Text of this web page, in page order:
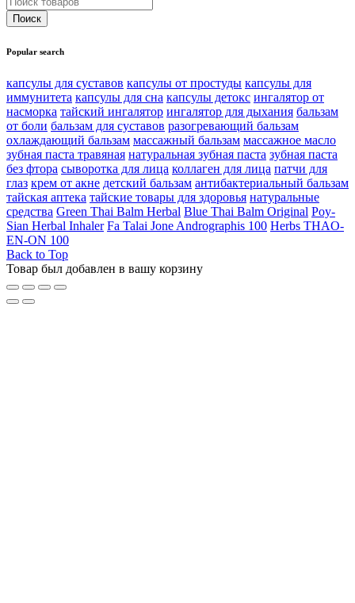
Popular search
капсулы для суставов капсулы от простуды капсулы для
иммунитета капсулы для сна капсулы детокс ингалятор от
насморка тайский ингалятор ингалятор для дыхания бальзам
от боли бальзам для суставов разогревающий бальзам
охлаждающий бальзам массажный бальзам массажное масло
зубная паста травяная натуральная зубная паста зубная паста
без фтора сыворотка для лица коллаген для лица патчи для
глаз крем от акне детский бальзам антибактериальный бальзам
тайская аптека тайские товары для здоровья натуральные
средства Green Thai Balm Herbal Blue Thai Balm Original Poy-
Sian Herbal Inhaler Fa Talai Jone Andrographis 100 Herbs THAO-
EN-ON 100
Back to Top
Товар был добавлен в вашу корзину